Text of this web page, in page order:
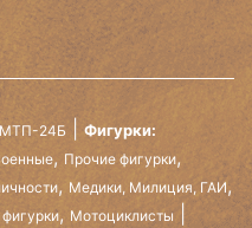
МТП-24Б Фигурки:
, Прочие фигурки,
, Медики, Милиция, ГАИ,
, Мотоциклисты